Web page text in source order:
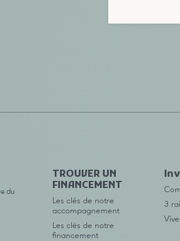
du
TROUVER UN
FINANCEMENT
Les clés de notre
accompagnement
Les clés de notre
financement
3